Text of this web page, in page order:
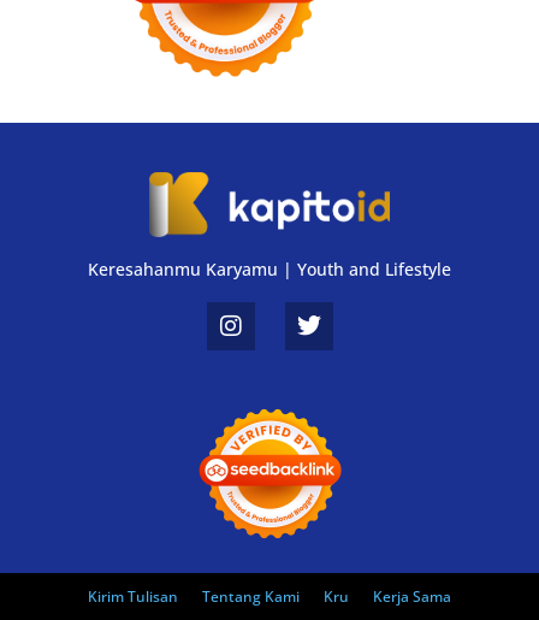
Keresahanmu Karyamu | Youth and Lifestyle
Kirim Tulisan Tentang Kami Kru Kerja Sama